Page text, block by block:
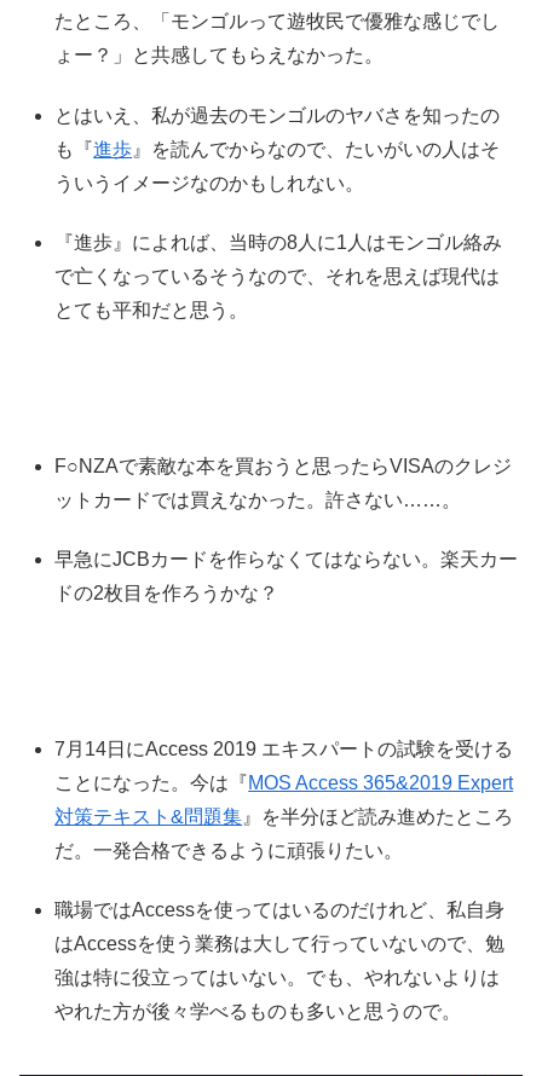
たところ、「モンゴルって遊牧民で優雅な感じでし
ょー？」と共感してもらえなかった。
とはいえ、私が過去のモンゴルのヤバさを知ったの
も『進歩 』を読んでからなので、たいがいの人はそ
ういうイメージなのかもしれない。
『進歩』によれば、当時の8人に1人はモンゴル絡み
で亡くなっているそうなので、それを思えば現代は
とても平和だと思う。
F○NZAで素敵な本を買おうと思ったらVISAのクレジ
ットカードでは買えなかった。許さない……。
早急にJCBカードを作らなくてはならない。楽天カー
ドの2枚目を作ろうかな？
7月14日にAccess 2019 エキスパートの試験を受ける
ことになった。今は『MOS Access 365&2019 Expert
対策テキスト&問題集 』を半分ほど読み進めたところ
だ。一発合格できるように頑張りたい。
職場ではAccessを使ってはいるのだけれど、私自身
はAccessを使う業務は大して行っていないので、勉
強は特に役立ってはいない。でも、やれないよりは
やれた方が後々学べるものも多いと思うので。